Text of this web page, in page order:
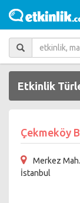
Etkinlik
Çekmeköy
Merkez
İstanbul